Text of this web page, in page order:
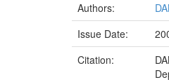
Authors:
Issue Date:
Citation: